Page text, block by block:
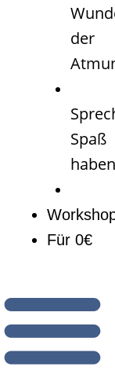
der
Spaß
Für 0€